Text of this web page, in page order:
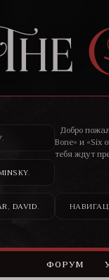
.
.
DAVID
Добро
Bone» и «Six
тебя ждут
ФОРУМ